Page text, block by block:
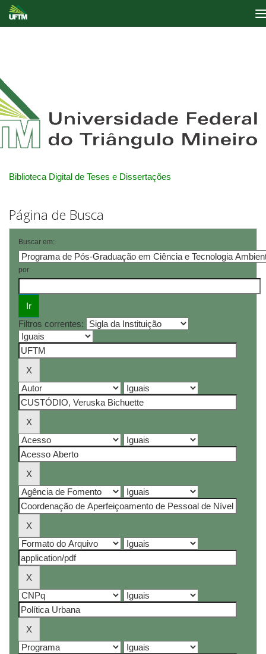
Biblioteca Digital de Teses e Dissertações
Página de Busca
Buscar em:
por
Filtros correntes: